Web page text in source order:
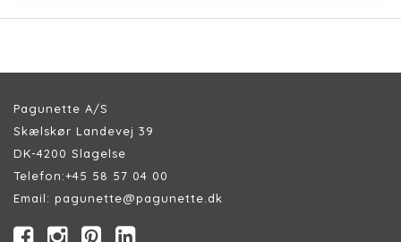
Pagunette A/S
Skælskør Landevej 39
DK-4200 Slagelse
Telefon:+45 58 57 04 00
Email: pagunette@pagunette.dk